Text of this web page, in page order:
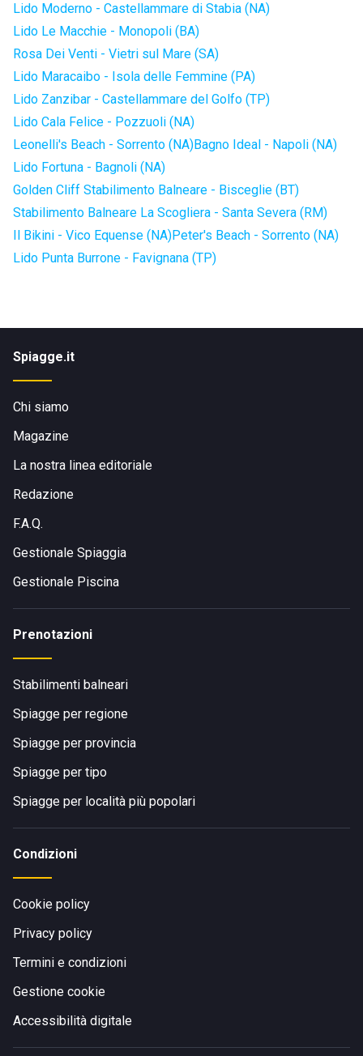
Lido Moderno - Castellammare di Stabia (NA)
Lido Le Macchie - Monopoli (BA)
Rosa Dei Venti - Vietri sul Mare (SA)
Lido Maracaibo - Isola delle Femmine (PA)
Lido Zanzibar - Castellammare del Golfo (TP)
Lido Cala Felice - Pozzuoli (NA)
Leonelli's Beach - Sorrento (NA)Bagno Ideal - Napoli (NA)
Lido Fortuna - Bagnoli (NA)
Golden Cliff Stabilimento Balneare - Bisceglie (BT)
Stabilimento Balneare La Scogliera - Santa Severa (RM)
Il Bikini - Vico Equense (NA)Peter's Beach - Sorrento (NA)
Lido Punta Burrone - Favignana (TP)
Spiagge.it
Chi siamo
Magazine
La nostra linea editoriale
Redazione
F.A.Q.
Gestionale Spiaggia
Gestionale Piscina
Prenotazioni
Stabilimenti balneari
Spiagge per regione
Spiagge per provincia
Spiagge per tipo
Spiagge per località più popolari
Condizioni
Cookie policy
Privacy policy
Termini e condizioni
Gestione cookie
Accessibilità digitale